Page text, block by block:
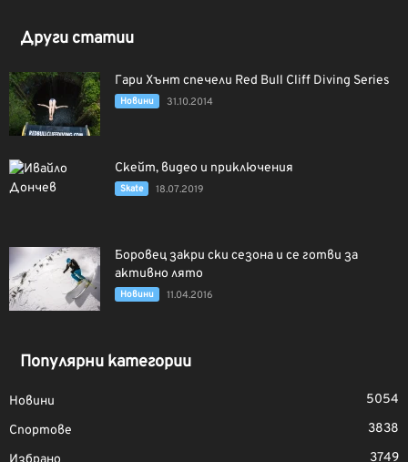
Други статии
Гари Хънт спечели Red Bull Cliff Diving Series
Новини 31.10.2014
Скейт, видео и приключения
Skate 18.07.2019
Боровец закри ски сезона и се готви за
активно лято
Новини 11.04.2016
Популярни категории
Новини
5054
Спортове
3838
3749